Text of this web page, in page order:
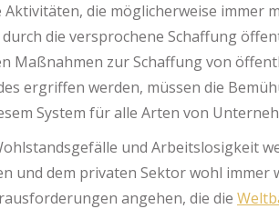
die möglicherweise immer
die versprochene Schaffung
Maßnahmen zur Schaffung von
ergriffen werden, müssen die
System für alle Arten von
und Arbeitslosigkeit
und dem privaten Sektor wohl
angehen, die die